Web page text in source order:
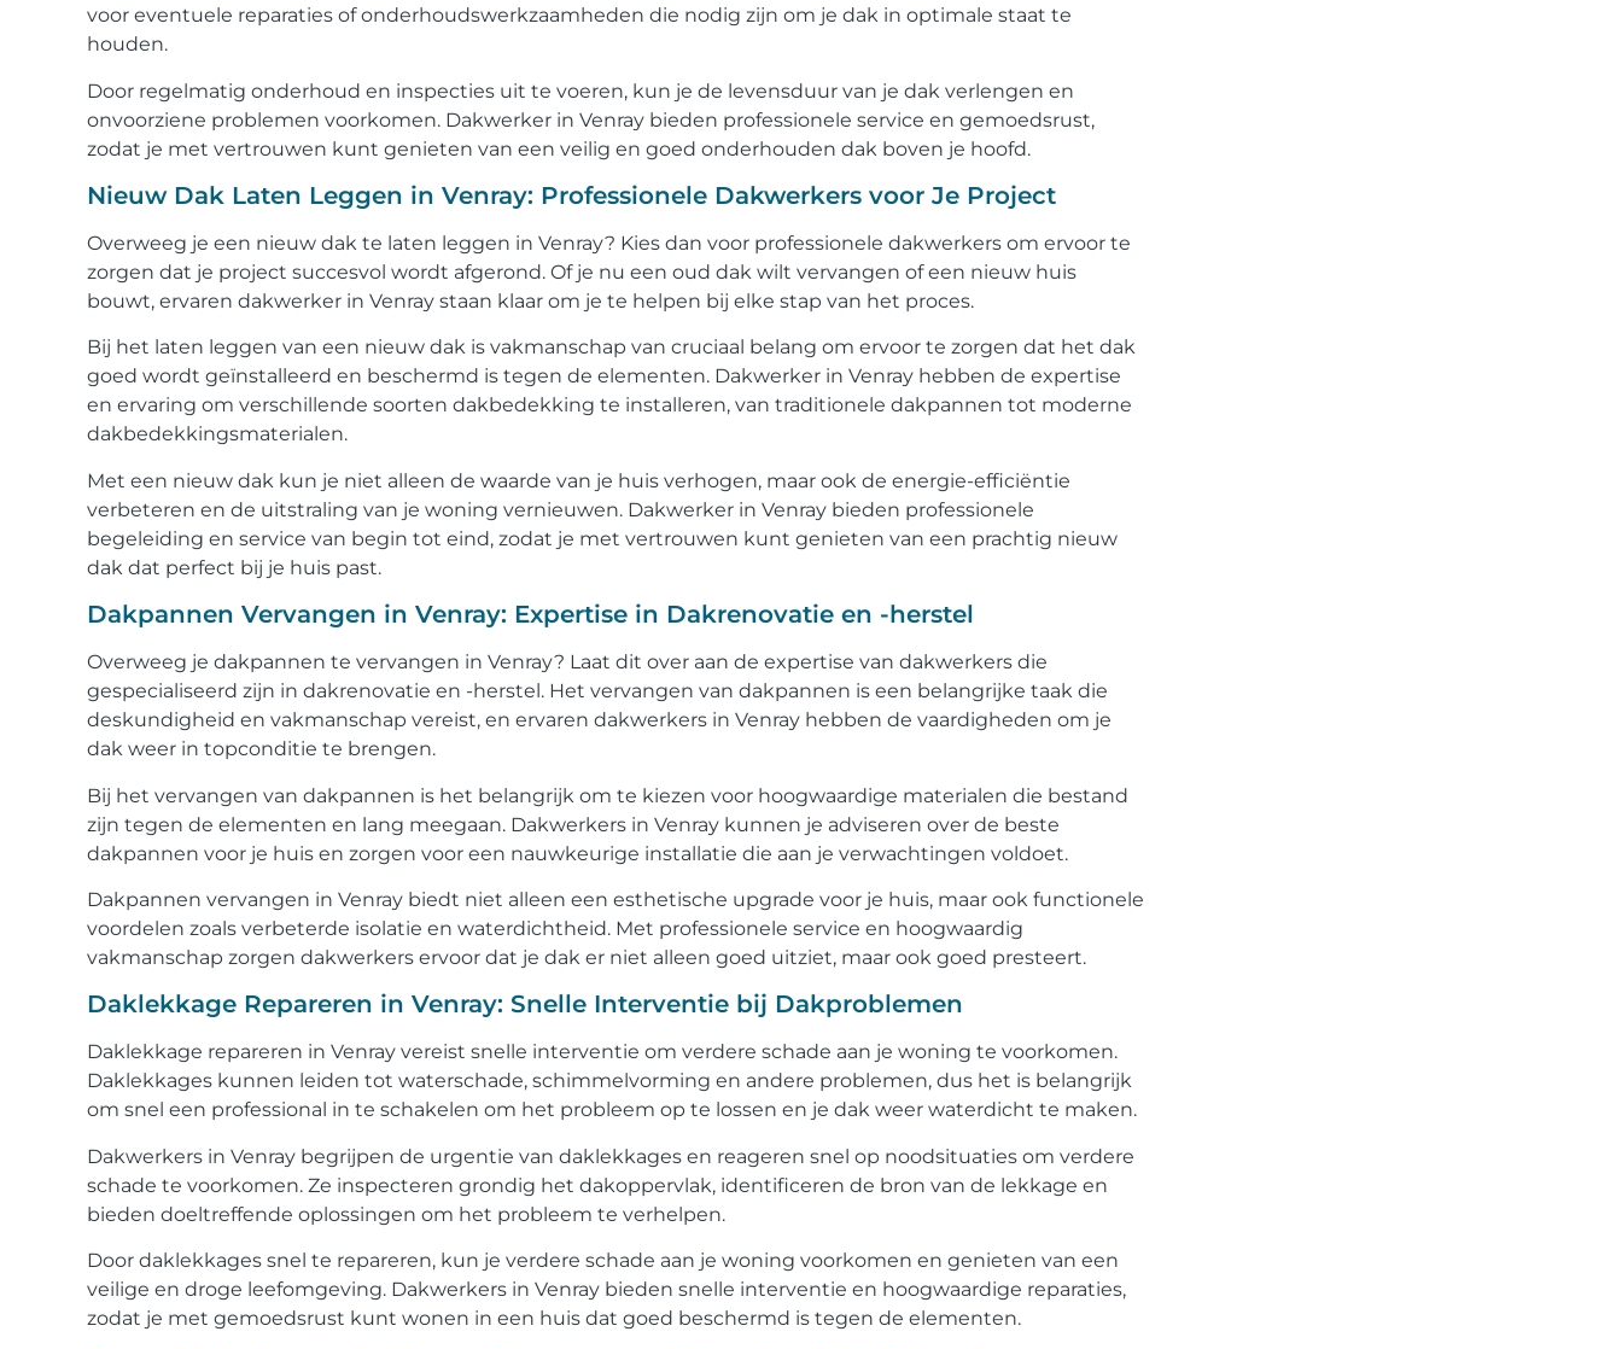
voor eventuele reparaties of onderhoudswerkzaamheden die nodig zijn om je dak in optimale staat te
houden.
Door regelmatig onderhoud en inspecties uit te voeren, kun je de levensduur van je dak verlengen en
onvoorziene problemen voorkomen. Dakwerker in Venray bieden professionele service en gemoedsrust,
zodat je met vertrouwen kunt genieten van een veilig en goed onderhouden dak boven je hoofd.
Nieuw Dak Laten Leggen in Venray: Professionele Dakwerkers voor Je Project
Overweeg je een nieuw dak te laten leggen in Venray? Kies dan voor professionele dakwerkers om ervoor te
zorgen dat je project succesvol wordt afgerond. Of je nu een oud dak wilt vervangen of een nieuw huis
bouwt, ervaren dakwerker in Venray staan klaar om je te helpen bij elke stap van het proces.
Bij het laten leggen van een nieuw dak is vakmanschap van cruciaal belang om ervoor te zorgen dat het dak
goed wordt geïnstalleerd en beschermd is tegen de elementen. Dakwerker in Venray hebben de expertise
en ervaring om verschillende soorten dakbedekking te installeren, van traditionele dakpannen tot moderne
dakbedekkingsmaterialen.
Met een nieuw dak kun je niet alleen de waarde van je huis verhogen, maar ook de energie-efficiëntie
verbeteren en de uitstraling van je woning vernieuwen. Dakwerker in Venray bieden professionele
begeleiding en service van begin tot eind, zodat je met vertrouwen kunt genieten van een prachtig nieuw
dak dat perfect bij je huis past.
Dakpannen Vervangen in Venray: Expertise in Dakrenovatie en -herstel
Overweeg je dakpannen te vervangen in Venray? Laat dit over aan de expertise van dakwerkers die
gespecialiseerd zijn in dakrenovatie en -herstel. Het vervangen van dakpannen is een belangrijke taak die
deskundigheid en vakmanschap vereist, en ervaren dakwerkers in Venray hebben de vaardigheden om je
dak weer in topconditie te brengen.
Bij het vervangen van dakpannen is het belangrijk om te kiezen voor hoogwaardige materialen die bestand
zijn tegen de elementen en lang meegaan. Dakwerkers in Venray kunnen je adviseren over de beste
dakpannen voor je huis en zorgen voor een nauwkeurige installatie die aan je verwachtingen voldoet.
Dakpannen vervangen in Venray biedt niet alleen een esthetische upgrade voor je huis, maar ook functionele
voordelen zoals verbeterde isolatie en waterdichtheid. Met professionele service en hoogwaardig
vakmanschap zorgen dakwerkers ervoor dat je dak er niet alleen goed uitziet, maar ook goed presteert.
Daklekkage Repareren in Venray: Snelle Interventie bij Dakproblemen
Daklekkage repareren in Venray vereist snelle interventie om verdere schade aan je woning te voorkomen.
Daklekkages kunnen leiden tot waterschade, schimmelvorming en andere problemen, dus het is belangrijk
om snel een professional in te schakelen om het probleem op te lossen en je dak weer waterdicht te maken.
Dakwerkers in Venray begrijpen de urgentie van daklekkages en reageren snel op noodsituaties om verdere
schade te voorkomen. Ze inspecteren grondig het dakoppervlak, identificeren de bron van de lekkage en
bieden doeltreffende oplossingen om het probleem te verhelpen.
Door daklekkages snel te repareren, kun je verdere schade aan je woning voorkomen en genieten van een
veilige en droge leefomgeving. Dakwerkers in Venray bieden snelle interventie en hoogwaardige reparaties,
zodat je met gemoedsrust kunt wonen in een huis dat goed beschermd is tegen de elementen.